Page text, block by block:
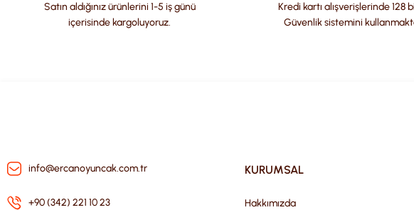
Bu ürüne benzer farklı alternatifler olmalı.
Satın aldığınız ürünlerini 1-5 iş günü
içerisinde kargoluyoruz.
Kredi kartı alışverişlerinde 128
Güvenlik sistemini
info@ercanoyuncak.com.tr
+90 (342) 221 10 23
KURUMSAL
Hakkımızda